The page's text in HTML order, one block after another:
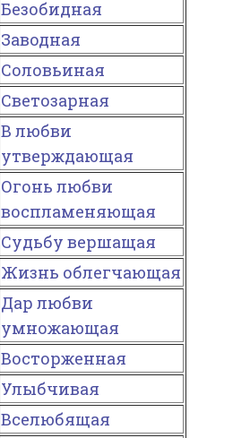
Безобидная
Заводная
Соловьиная
Светозарная
В любви
утверждающая
Огонь любви
воспламеняющая
Судьбу вершащая
Жизнь облегчающая
Дар любви
умножающая
Восторженная
Улыбчивая
Вселюбящая